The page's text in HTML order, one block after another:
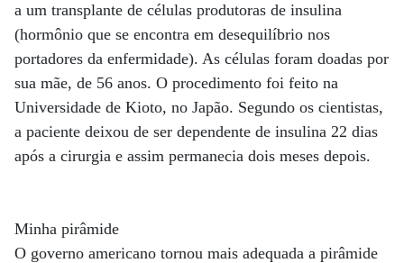
a um transplante de células produtoras de insulina
(hormônio que se encontra em desequilíbrio nos
portadores da enfermidade). As células foram doadas por
sua mãe, de 56 anos. O procedimento foi feito na
Universidade de Kioto, no Japão. Segundo os cientistas,
a paciente deixou de ser dependente de insulina 22 dias
após a cirurgia e assim permanecia dois meses depois.
Minha pirâmide
O governo americano tornou mais adequada a pirâmide